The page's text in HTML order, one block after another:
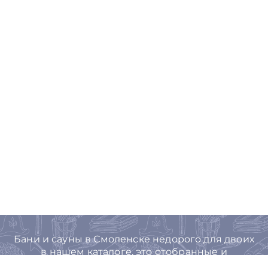
Бани и сауны в Смоленске недорого для двоих
в нашем каталоге, это отобранные и